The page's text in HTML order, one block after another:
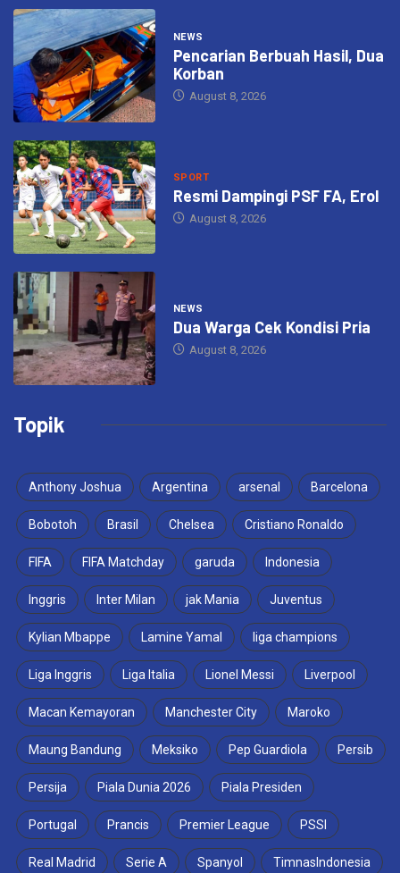
NEWS
Pencarian Berbuah Hasil, Dua
Korban
August 8, 2026
SPORT
Resmi Dampingi PSF FA, Erol
August 8, 2026
NEWS
Dua Warga Cek Kondisi Pria
August 8, 2026
Topik
Anthony Joshua Argentina arsenal Barcelona
Bobotoh Brasil Chelsea Cristiano Ronaldo
FIFA FIFA Matchday garuda Indonesia
Inggris Inter Milan jak Mania Juventus
Kylian Mbappe Lamine Yamal liga champions
Liga Inggris Liga Italia Lionel Messi Liverpool
Macan Kemayoran Manchester City Maroko
Maung Bandung Meksiko Pep Guardiola Persib
Persija Piala Dunia 2026 Piala Presiden
Portugal Prancis Premier League PSSI
Real Madrid Serie A Spanyol TimnasIndonesia